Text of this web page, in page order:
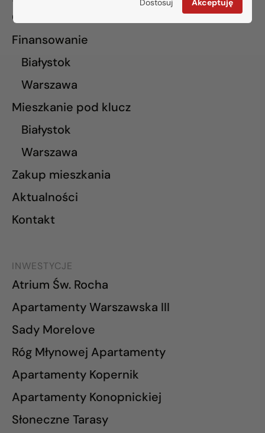
O nas
Finansowanie
Białystok
Warszawa
Mieszkanie pod klucz
Białystok
Warszawa
Zakup mieszkania
Aktualności
Kontakt
INWESTYCJE
Atrium Św. Rocha
Apartamenty Warszawska III
Sady Morelove
Róg Młynowej Apartamenty
Apartamenty Kopernik
Apartamenty Konopnickiej
Słoneczne Tarasy